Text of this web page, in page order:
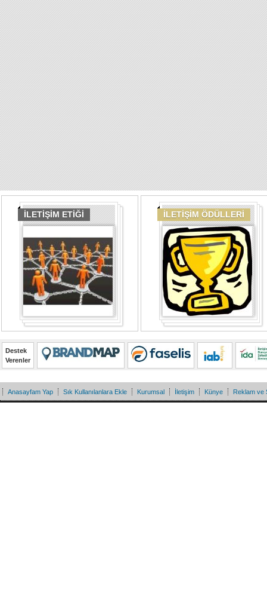
İLETİŞİM ETİĞİ İLETİŞİM ÖDÜLLERİ
Destek
Verenler
Anasayfam Yap Sık Kullanılanlara Ekle Kurumsal İletişim Künye Reklam ve